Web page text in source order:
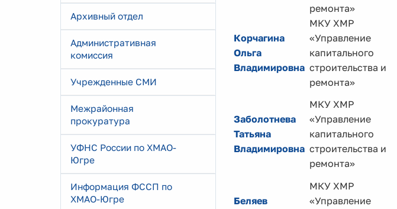
Архивный отдел
Административная
комиссия
Учрежденные СМИ
Межрайонная
прокуратура
УФНС России по ХМАО-
Югре
Информация ФССП по
ХМАО-Югре
ремонта»
Корчагина
Ольга
Владимировна
МКУ ХМР
«Управление
капитального
строительства и
ремонта»
Заболотнева
Татьяна
Владимировна
МКУ ХМР
«Управление
капитального
строительства и
ремонта»
Беляев
МКУ ХМР
«Управление